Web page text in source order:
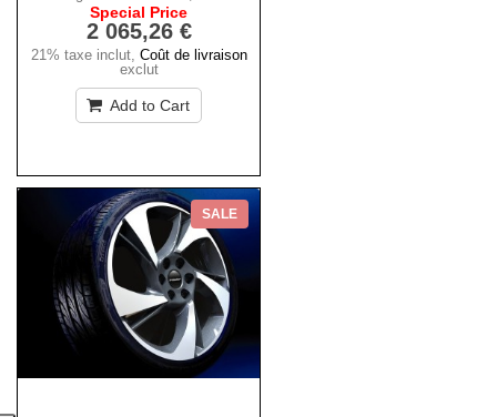
Special Price
2 065,26 €
21% taxe inclut, Coût de livraison
exclut
Add to Cart
SALE